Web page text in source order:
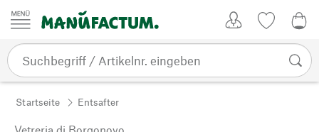
Zum Inhalt springen
Startseite Entsafter